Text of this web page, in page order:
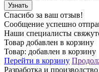
Узнать
Спасибо за ваш отзыв!
Сообщение успешно
Наши специалисты
Товар добавлен в корзину
Товар: добавлен в корзину
Перейти в корзину
Разработка и